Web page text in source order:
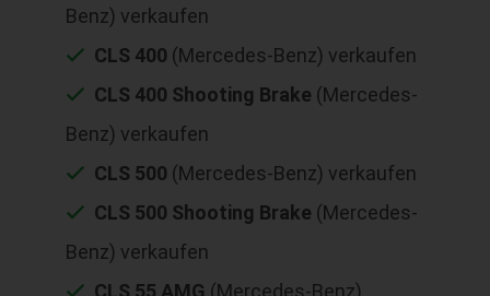
Benz) verkaufen
CLS 400 (Mercedes-Benz) verkaufen
CLS 400 Shooting Brake (Mercedes-
Benz) verkaufen
CLS 500 (Mercedes-Benz) verkaufen
CLS 500 Shooting Brake (Mercedes-
Benz) verkaufen
CLS 55 AMG (Mercedes-Benz)